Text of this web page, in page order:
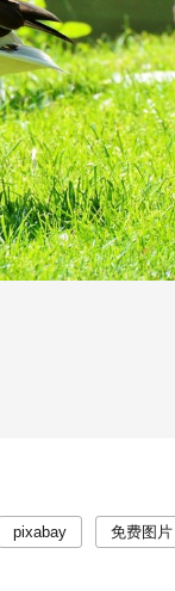
pixabay 免费图片